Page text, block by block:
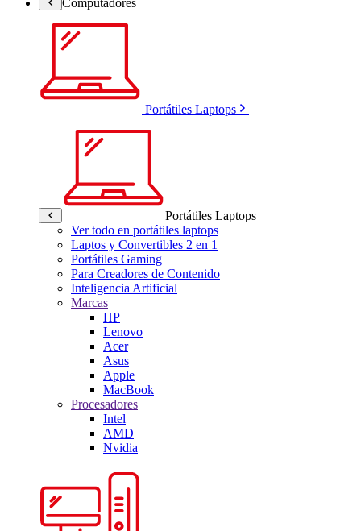
Portátiles Laptops
Portátiles Laptops
Ver todo en portátiles laptops
Laptos y Convertibles 2 en 1
Portátiles Gaming
Para Creadores de Contenido
Inteligencia Artificial
Marcas
HP
Lenovo
Acer
Asus
Apple
MacBook
Procesadores
Intel
AMD
Nvidia